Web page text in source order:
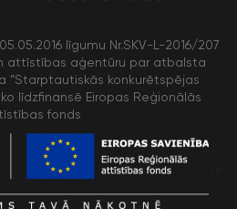
līgumu Nr.SKV-L-2016/207
attīstības aģentūru par atbalsta
“Starptautiskās konkurētspējas
līdzfinansē Eiropas Reģionālās
fonds